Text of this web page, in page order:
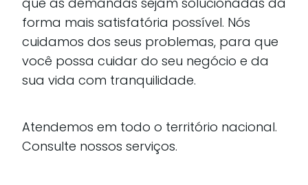
forma mais satisfatória possível. Nós
cuidamos dos seus problemas, para que
você possa cuidar do seu negócio e da
sua vida com tranquilidade.
Atendemos em todo o território nacional.
Consulte nossos serviços.